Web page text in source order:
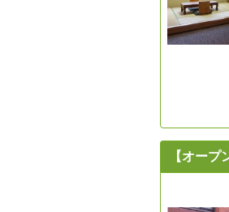
【オー